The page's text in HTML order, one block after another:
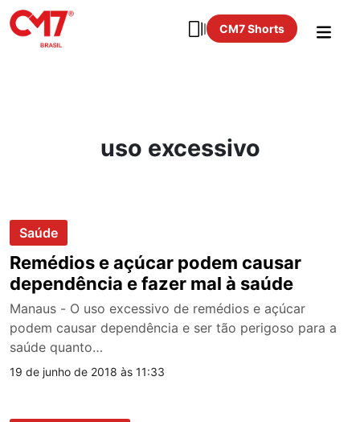
CM7 Shorts
uso excessivo
Saúde
Remédios e açúcar podem causar
dependência e fazer mal à saúde
Manaus - O uso excessivo de remédios e açúcar
podem causar dependência e ser tão perigoso para a
saúde quanto…
19 de junho de 2018 às 11:33